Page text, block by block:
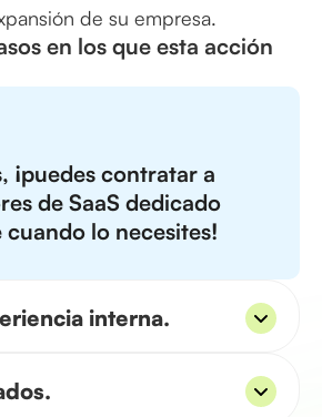
de su empresa.
en los que esta acción
¡puedes contratar a
de SaaS dedicado
lo necesites!
interna.
del personal es